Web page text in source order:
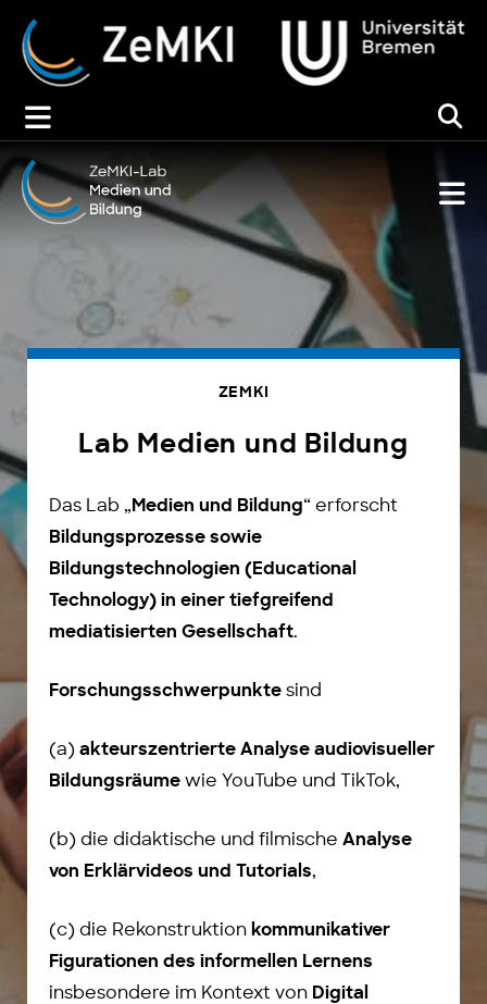
Zum
Inhalt
springen
ZEMKI
Lab Medien und Bildung
Das Lab „ Medien und Bildung“ erforscht
Bildungsprozesse sowie
Bildungstechnologien (Educational
Technology) in einer tiefgreifend
mediatisierten Gesellschaft.
Forschungsschwerpunkte sind
(a) akteurszentrierte Analyse audiovisueller
Bildungsräume wie YouTube und TikTok,
(b) die didaktische und filmische Analyse
von Erklärvideos und Tutorials,
(c) die Rekonstruktion kommunikativer
Figurationen des informellen Lernens
insbesondere im Kontext von Digital